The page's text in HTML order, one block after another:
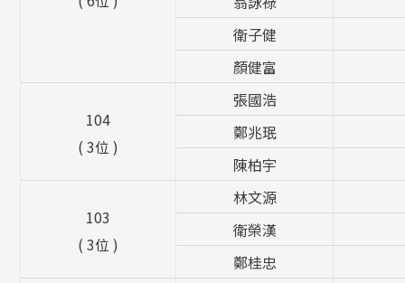
衛子健
顏健富
104
( 3位 )
張國浩
鄭兆珉
陳柏宇
103
( 3位 )
林文源
衛榮漢
鄭桂忠